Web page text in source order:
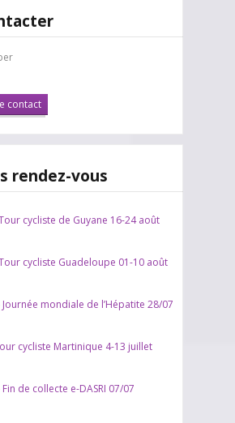
contact
rendez-vous
cycliste de Guyane 16-24 août
cycliste Guadeloupe 01-10 août
mondiale de l’Hépatite 28/07
cycliste Martinique 4-13 juillet
de collecte e-DASRI 07/07